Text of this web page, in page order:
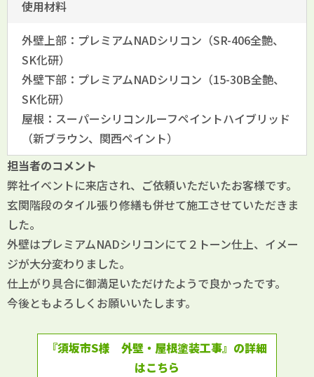
使用材料
外壁上部：プレミアムNADシリコン（SR-406全艶、
SK化研）
外壁下部：プレミアムNADシリコン（15-30B全艶、
SK化研）
屋根：スーパーシリコンルーフペイントハイブリッド
（新ブラウン、関西ペイント）
担当者のコメント
弊社イベントに来店され、ご依頼いただいたお客様です。
玄関階段のタイル張り修繕も併せて施工させていただきま
した。
外壁はプレミアムNADシリコンにて２トーン仕上、イメー
ジが大分変わりました。
仕上がり具合に御満足いただけたようで良かったです。
今後ともよろしくお願いいたします。
『須坂市S様 外壁・屋根塗装工事』の詳細
はこちら